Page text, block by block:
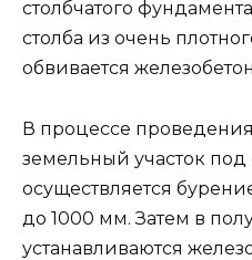
столбчатого
столба из очень
обвивается
В процессе
земельный участок под
осуществляется
до 1000 мм. Затем в
устанавливаются